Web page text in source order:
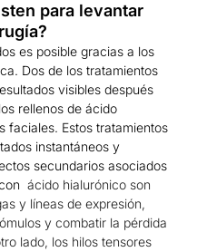
para levantar
es posible gracias a los
Dos de los tratamientos
visibles después
rellenos de ácido
faciales. Estos tratamientos
instantáneos y
secundarios asociados
ácido hialurónico son
y líneas de expresión,
y combatir la pérdida
lado, los hilos tensores